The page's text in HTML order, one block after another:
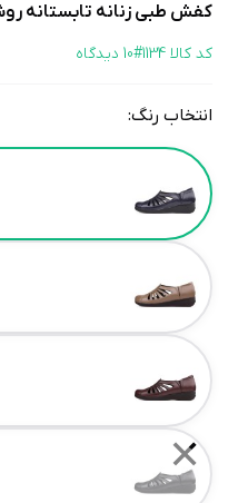
کفش طبی زنانه تابستانه روشن
کد کالا 1134# 10 دیدگاه
انتخاب رنگ:
Color
✕